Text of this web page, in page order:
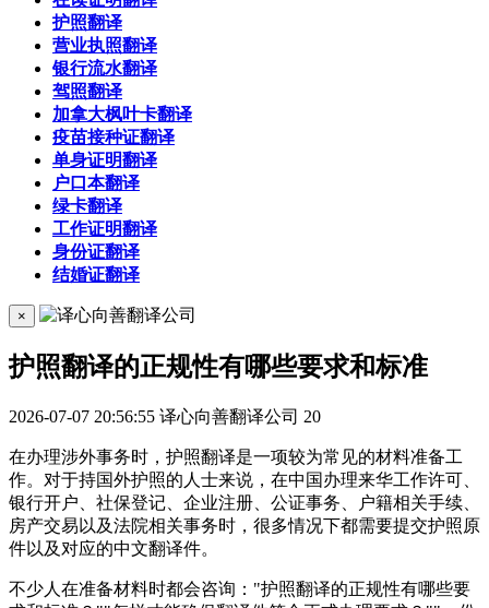
护照翻译
营业执照翻译
银行流水翻译
驾照翻译
加拿大枫叶卡翻译
疫苗接种证翻译
单身证明翻译
户口本翻译
绿卡翻译
工作证明翻译
身份证翻译
结婚证翻译
×
护照翻译的正规性有哪些要求和标准
2026-07-07 20:56:55 译心向善翻译公司 20
在办理涉外事务时，护照翻译是一项较为常见的材料准备工
作。对于持国外护照的人士来说，在中国办理来华工作许可、
银行开户、社保登记、企业注册、公证事务、户籍相关手续、
房产交易以及法院相关事务时，很多情况下都需要提交护照原
件以及对应的中文翻译件。
不少人在准备材料时都会咨询："护照翻译的正规性有哪些要